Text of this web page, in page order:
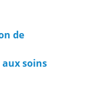
de
aux soins